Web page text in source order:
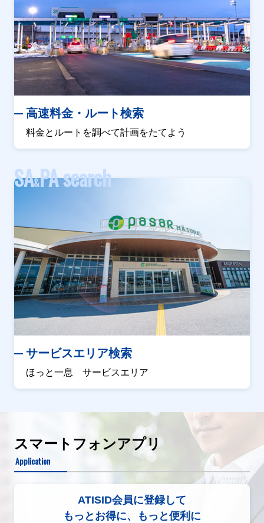
高速料金・ルート検索
料金とルートを調べて計画をたてよう
SA&PA search
サービスエリア検索
ほっと一息 サービスエリア
スマートフォンアプリ
Application
ATISID会員に登録して
もっとお得に、もっと便利に